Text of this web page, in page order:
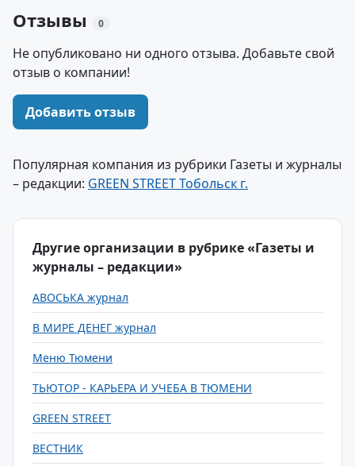
Отзывы 0
Не опубликовано ни одного отзыва. Добавьте свой
отзыв о компании!
Добавить отзыв
Популярная компания из рубрики Газеты и журналы
– редакции: GREEN STREET Тобольск г.
Другие организации в рубрике «Газеты и
журналы – редакции»
АВОСЬКА журнал
В МИРЕ ДЕНЕГ журнал
Меню Тюмени
ТЬЮТОР - КАРЬЕРА И УЧЕБА В ТЮМЕНИ
GREEN STREET
ВЕСТНИК